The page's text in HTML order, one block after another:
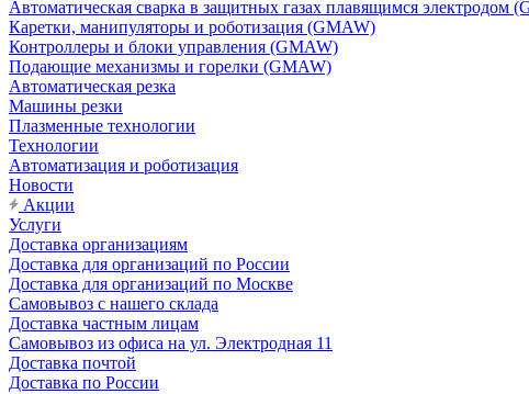
Автоматическая сварка в защитных газах плавящимся электродом
Каретки, манипуляторы и роботизация (GMAW)
Контроллеры и блоки управления (GMAW)
Подающие механизмы и горелки (GMAW)
Автоматическая резка
Машины резки
Плазменные технологии
Технологии
Автоматизация и роботизация
Новости
Акции
Услуги
Доставка организациям
Доставка для организаций по России
Доставка для организаций по Москве
Самовывоз с нашего склада
Доставка частным лицам
Самовывоз из офиса на ул. Электродная 11
Доставка почтой
Доставка по России